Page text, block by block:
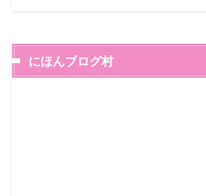
にほんブログ村